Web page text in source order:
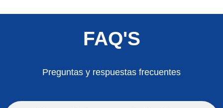
FAQ'S
Preguntas y respuestas frecuentes